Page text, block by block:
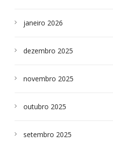
janeiro 2026
dezembro 2025
novembro 2025
outubro 2025
setembro 2025